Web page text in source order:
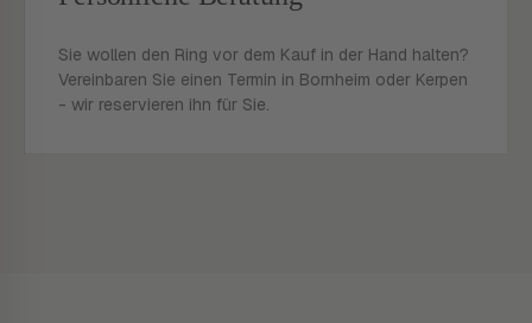
Sie wollen den Ring vor dem Kauf in der Hand halten?
Vereinbaren Sie einen Termin in Bornheim oder Kerpen
- wir reservieren ihn für Sie.